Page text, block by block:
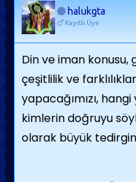
halukgta
Kayıtlı Üye
Din ve iman
çeşitlilik ve
yapacağımızı,
kimlerin doğruyu
olarak büyük